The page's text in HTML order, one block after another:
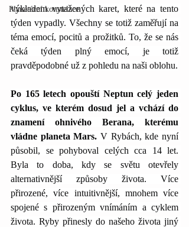
Planetární konstelace
výkladem vytažených karet, které na tento
týden vypadly. Všechny se totiž zaměřují na
téma emocí, pocitů a prožitků. To, že se nás
čeká týden plný emocí, je totiž
pravděpodobné už z pohledu na naši oblohu.
Po 165 letech opouští Neptun celý jeden
cyklus, ve kterém dosud jel a vchází do
znamení ohnivého Berana, kterému
vládne planeta Mars. V Rybách, kde nyní
působil, se pohyboval celých cca 14 let.
Byla to doba, kdy se světu otevřely
alternativnější způsoby života. Více
přirozené, více intuitivnější, mnohem více
spojené s přirozeným vnímáním a cyklem
života. Ryby přinesly do našeho života jiný